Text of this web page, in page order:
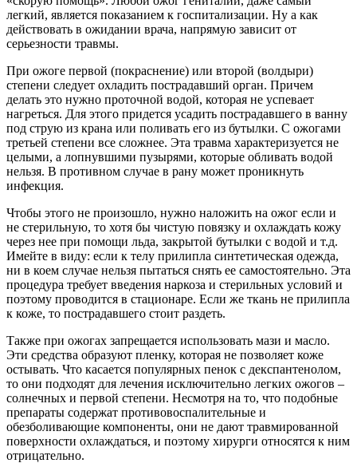
легкий, является показанием к госпитализации. Ну а как
действовать в ожидании врача, напрямую зависит от
серьезности травмы.
При ожоге первой (покраснение) или второй (волдыри)
степени следует охладить пострадавший орган. Причем
делать это нужно проточной водой, которая не успевает
нагреться. Для этого придется усадить пострадавшего в ванну
под струю из крана или поливать его из бутылки. С ожогами
третьей степени все сложнее. Эта травма характеризуется не
целыми, а лопнувшими пузырями, которые обливать водой
нельзя. В противном случае в рану может проникнуть
инфекция.
Чтобы этого не произошло, нужно наложить на ожог если и
не стерильную, то хотя бы чистую повязку и охлаждать кожу
через нее при помощи льда, закрытой бутылки с водой и т.д.
Имейте в виду: если к телу прилипла синтетическая одежда,
ни в коем случае нельзя пытаться снять ее самостоятельно. Эта
процедура требует введения наркоза и стерильных условий и
поэтому проводится в стационаре. Если же ткань не прилипла
к коже, то пострадавшего стоит раздеть.
Также при ожогах запрещается использовать мази и масло.
Эти средства образуют пленку, которая не позволяет коже
остывать. Что касается популярных пенок с декспантенолом,
то они подходят для лечения исключительно легких ожогов –
солнечных и первой степени. Несмотря на то, что подобные
препараты содержат противовоспалительные и
обезболивающие компоненты, они не дают травмированной
поверхности охлаждаться, и поэтому хирурги относятся к ним
отрицательно.